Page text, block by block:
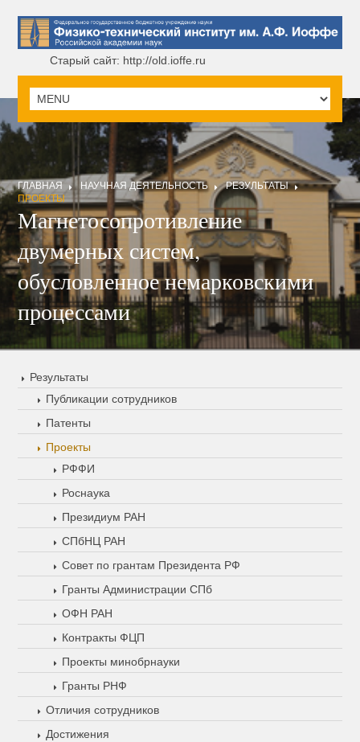
Старый сайт: http://old.ioffe.ru
ГЛАВНАЯ НАУЧНАЯ ДЕЯТЕЛЬНОСТЬ
РЕЗУЛЬТАТЫ
ПРОЕКТЫ
Магнетосопротивление
двумерных систем,
обусловленное немарковскими
процессами
Результаты
Публикации сотрудников
Патенты
Проекты
РФФИ
Роснаука
Президиум РАН
СПбНЦ РАН
Совет по грантам Президента РФ
Гранты Администрации СПб
ОФН РАН
Контракты ФЦП
Проекты минобрнауки
Гранты РНФ
Отличия сотрудников
Достижения